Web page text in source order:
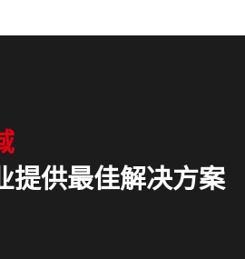
提供最佳解决方案